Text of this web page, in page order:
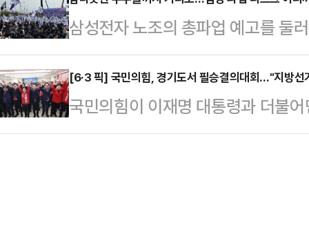
는 특별중도해지 방식으로 진행되
소득 비과세 혜택은 유지된다…
략환경영향평가서(초안)’에 대해
했다. 이번 공람은 내달 1일까지 진
픽훼미리타운(문정동)과 아시아선
불리는 대단지로, 지하철 5·9호선
이용할 수 있는 더블 역세권에 위…
삼성전자 노조의 총파업 예고를 둘
실제 비용과 기업가치 문제로 확산
성과급 충돌이 이제는 시장에서 투
시작하면서 파장이 걷잡을 수 없이
주주행동 실천본부'는 이날 오전 서
[6·3 픽] 국민의힘, 경기도서 필승결의대회…"지방선
국민의힘이 이재명 대통령과 더불
비판을 쏟아내며 파상공세를 펼쳤